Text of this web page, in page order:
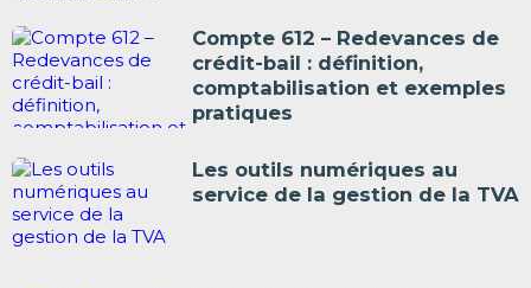
Compte 612 – Redevances de
crédit-bail : définition,
comptabilisation et exemples
pratiques
Les outils numériques au
service de la gestion de la TVA